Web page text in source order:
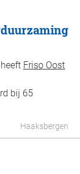
heeft Friso Oost
bij 65
Haaksbergen